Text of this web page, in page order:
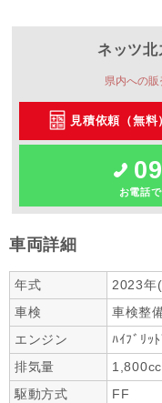
ネッツ北
県内への販
見積依頼（無料
お電話
車両詳細
年式 2023年
車検
車検整
エンジン
ﾊｲﾌﾞﾘｯﾄ
排気量
1,800cc
駆動方式
FF